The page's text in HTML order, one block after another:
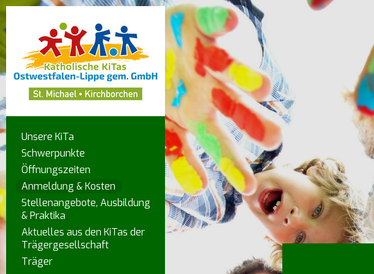
Unsere KiTa
Schwerpunkte
Öffnungszeiten
Anmeldung & Kosten
Stellenangebote, Ausbildung
& Praktika
Aktuelles aus den KiTas der
Trägergesellschaft
Träger